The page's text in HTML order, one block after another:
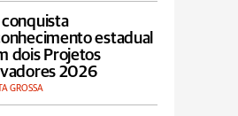
conquista
estadual
dois Projetos
2026
GROSSA